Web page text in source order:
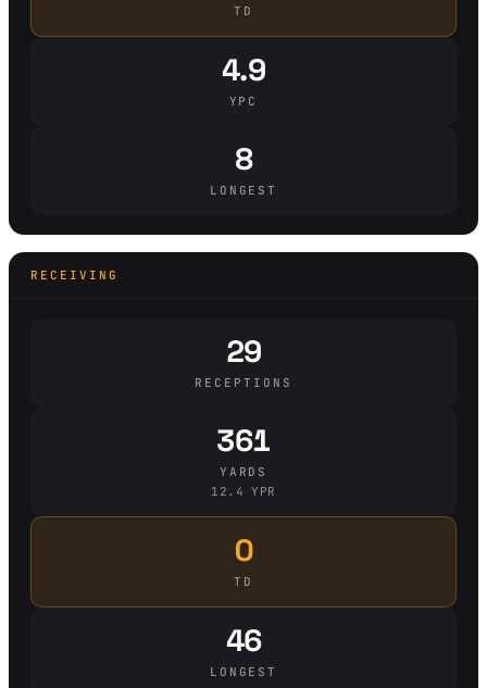
TD
4.9
YPC
8
LONGEST
RECEIVING
29
RECEPTIONS
361
YARDS
12.4 YPR
0
TD
46
LONGEST